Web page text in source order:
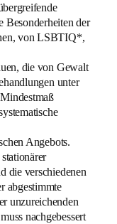
Besonderheiten der
von LSBTIQ*,
die von Gewalt
unter
Angebots.
die verschiedenen
abgestimmte
unzureichenden
nachgebessert